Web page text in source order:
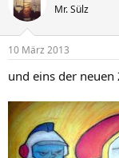
Mr. Sülz
10 März 2013
und eins der neuen